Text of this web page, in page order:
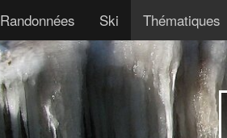
Randonnées Ski Thématiques